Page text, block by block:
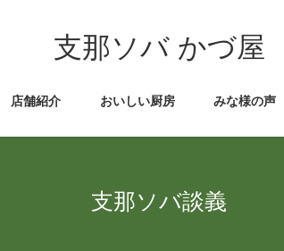
支那ソバ かづ屋
店舗紹介 おいしい厨房 みな様の声
支那ソバ談義